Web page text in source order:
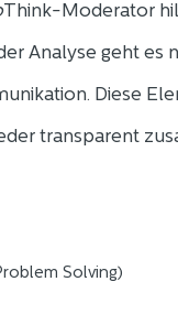
Think-Moderator
Analyse geht es
Diese
transparent
Solving)